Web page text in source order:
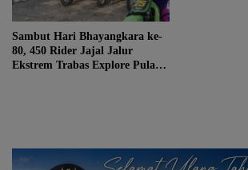
Sambut Hari Bhayangkara ke-
80, 450 Rider Jajal Jalur
Ekstrem Trabas Explore Pulau